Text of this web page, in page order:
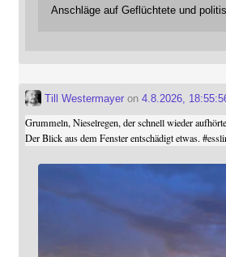
Anschläge auf Geflüchtete und
Till Westermayeron 4.8.2026,
Grummeln, Nieselregen, der schnell wieder
Der Blick aus dem Fenster entschädigt etwas. #